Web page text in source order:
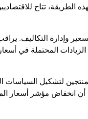
الطريقة، تتاح
وإدارة التكاليف.
المحتملة في
لتشكيل السياسات
انخفاض مؤشر أسعار